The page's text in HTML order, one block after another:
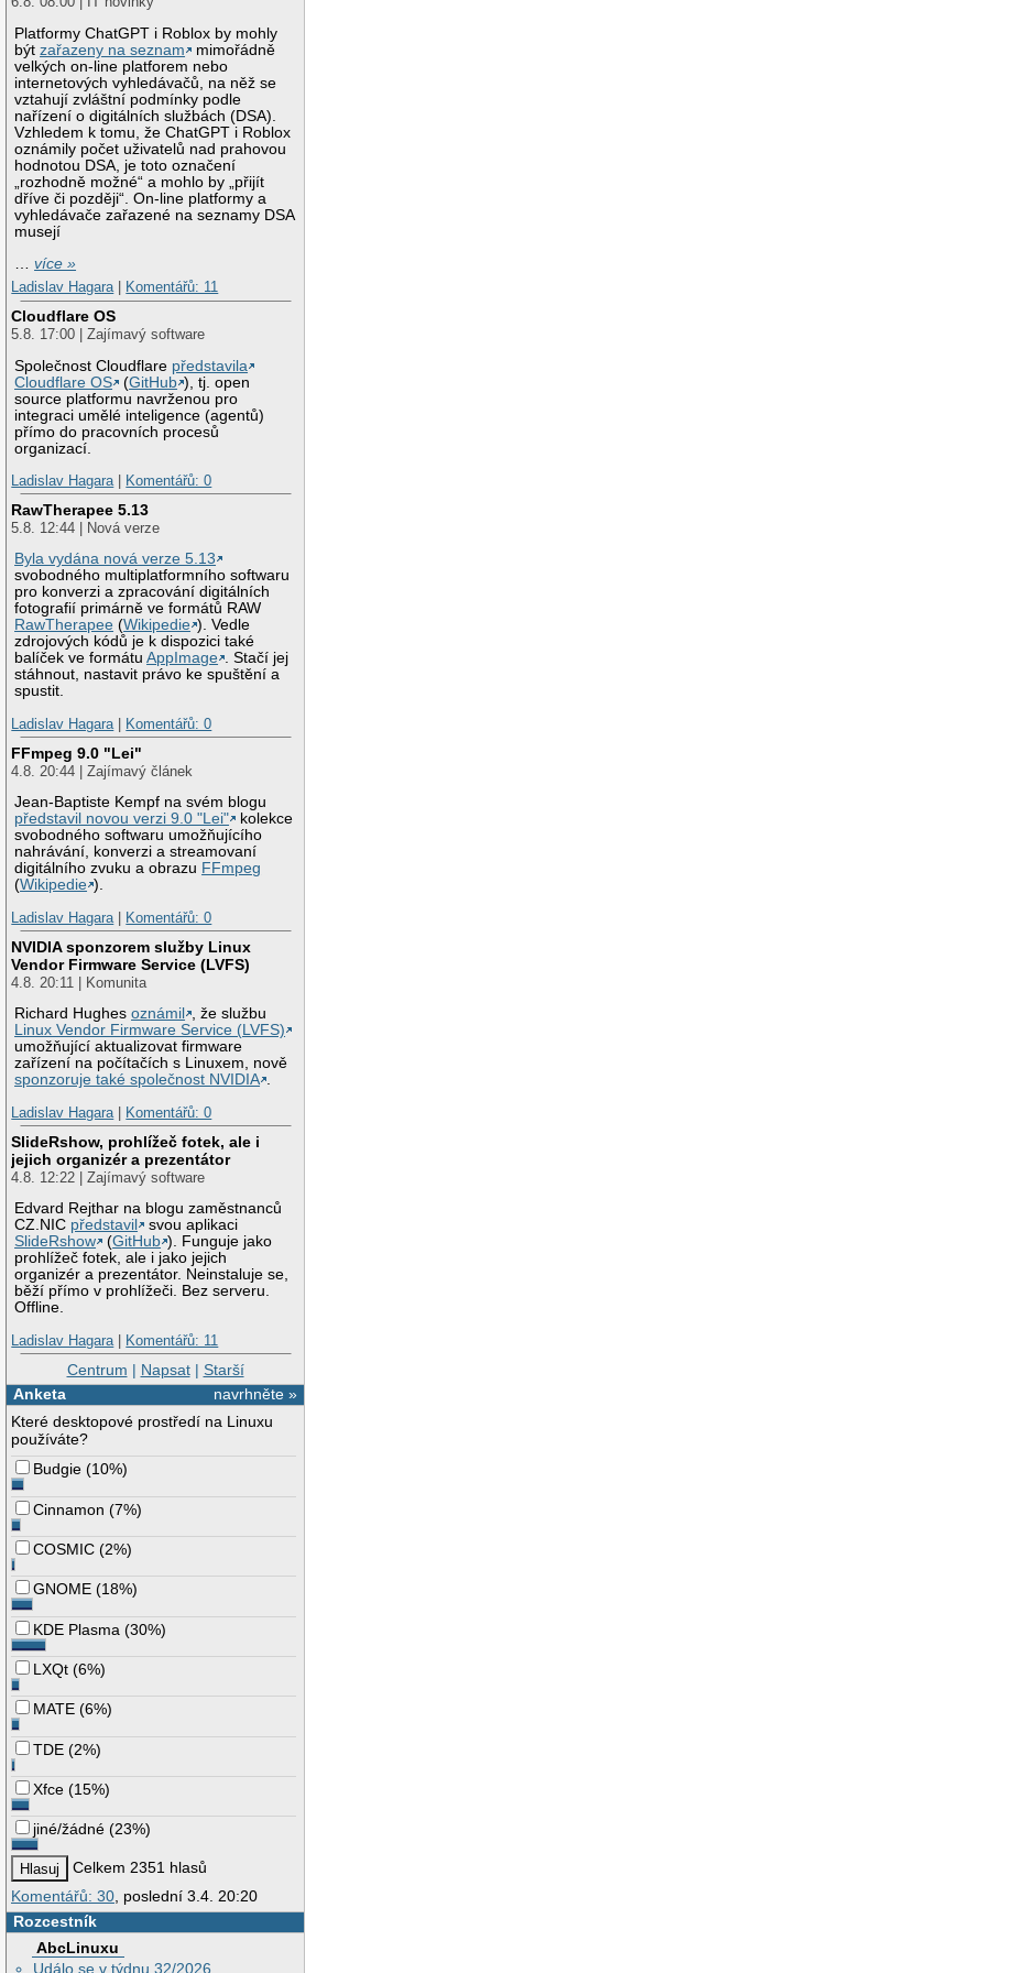
Platformy ChatGPT i Roblox by mohly
býtzařazeny na seznam
mimořádně
velkých on-line platforem nebo
internetových vyhledávačů, na něž se
vztahují zvláštní podmínky podle
nařízení o digitálních službách (DSA).
Vzhledem k tomu, že ChatGPT i Roblox
oznámily počet uživatelů nad prahovou
hodnotou DSA, je toto označení
„rozhodně možné“ a mohlo by „přijít
dříve či později“. On-line platformy a
vyhledávače zařazené na seznamy DSA
musejí
…více »
Ladislav Hagara| Komentářů: 11
Cloudflare OS
5.8. 17:00 | Zajímavý software
Společnost Cloudflare představila
Cloudflare OS
(GitHub ), tj. open
source platformu navrženou pro
integraci umělé inteligence (agentů)
přímo do pracovních procesů
organizací.
Ladislav Hagara| Komentářů: 0
RawTherapee 5.13
5.8. 12:44 | Nová verze
Byla vydána nová verze 5.13
svobodného multiplatformního softwaru
pro konverzi a zpracování digitálních
fotografií primárně ve formátů RAW
RawTherapee (Wikipedie ). Vedle
zdrojových kódů je k dispozici také
balíček ve formátuAppImage . Stačí jej
stáhnout, nastavit právo ke spuštění a
spustit.
Ladislav Hagara| Komentářů: 0
FFmpeg 9.0 "Lei"
4.8. 20:44 | Zajímavý článek
Jean-Baptiste Kempf na svém blogu
představil novou verzi 9.0 "Lei"
kolekce
svobodného softwaru umožňujícího
nahrávání, konverzi a streamovaní
digitálního zvuku a obrazu FFmpeg
(Wikipedie ).
Ladislav Hagara| Komentářů: 0
NVIDIA sponzorem služby Linux
Vendor Firmware Service (LVFS)
4.8. 20:11 | Komunita
Richard Hughesoznámil
, že službu
Linux Vendor Firmware Service (LVFS)
umožňující aktualizovat firmware
zařízení na počítačích s Linuxem, nově
sponzoruje také společnost NVIDIA .
Ladislav Hagara| Komentářů: 0
SlideRshow, prohlížeč fotek, ale i
jejich organizér a prezentátor
4.8. 12:22 | Zajímavý software
Edvard Rejthar na blogu zaměstnanců
CZ.NIC představil
svou aplikaci
SlideRshow
(GitHub ). Funguje jako
prohlížeč fotek, ale i jako jejich
organizér a prezentátor. Neinstaluje se,
běží přímo v prohlížeči. Bez serveru.
Offline.
Ladislav Hagara| Komentářů: 11
Centrum | Napsat| Starší
navrhněte »
Anketa
Které desktopové prostředí na Linuxu
používáte?
Budgie (10%)
Cinnamon (7%)
COSMIC (2%)
GNOME (18%)
KDE Plasma (30%)
LXQt (6%)
MATE (6%)
TDE (2%)
Xfce (15%)
jiné/žádné (23%)
Celkem 2351 hlasů
Komentářů: 30 , poslední 3.4. 20:20
Rozcestník
AbcLinuxu
Událo se v týdnu 32/2026